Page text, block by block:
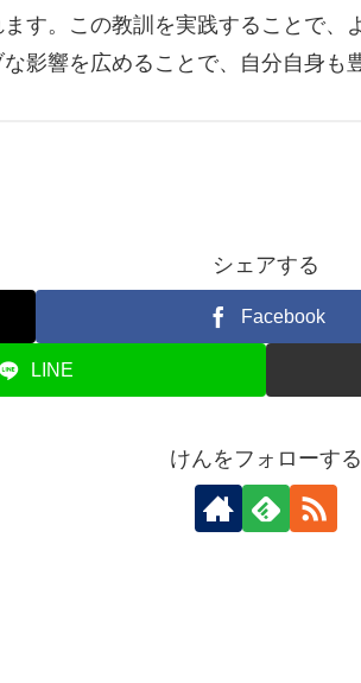
す。この教訓を実践することで、
影響を広めることで、自分自身も
シェアする
Facebook
LINE
けんをフォローする